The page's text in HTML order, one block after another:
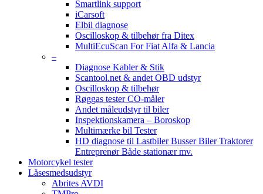
Smartlink support
iCarsoft
Elbil diagnose
Oscilloskop & tilbehør fra Ditex
MultiEcuScan For Fiat Alfa & Lancia
–
Diagnose Kabler & Stik
Scantool.net & andet OBD udstyr
Oscilloskop & tilbehør
Røggas tester CO-måler
Andet måleudstyr til biler
Inspektionskamera – Boroskop
Multimærke bil Tester
HD diagnose til Lastbiler Busser Biler Traktorer
Entreprenør Både stationær mv.
Motorcykel tester
Låsesmedsudstyr
Abrites AVDI